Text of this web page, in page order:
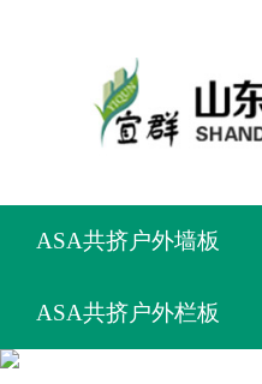
ASA共挤户外墙板
ASA共挤户外栏板